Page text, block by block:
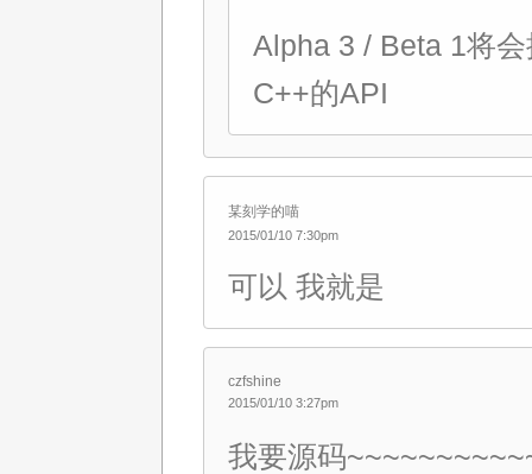
Alpha 3 / Beta 1将
C++的API
某刻学的喵
2015/01/10 7:30pm
可以 我就是
czfshine
2015/01/10 3:27pm
我要源码